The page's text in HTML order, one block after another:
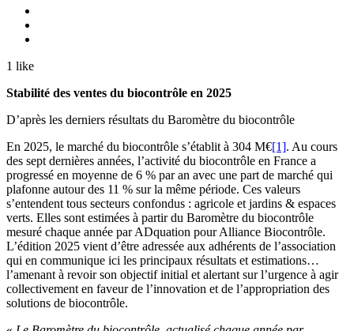
1 like
Stabilité des ventes du biocontrôle en 2025
D’après les derniers résultats du Baromètre du biocontrôle
En 2025, le marché du biocontrôle s’établit à 304 M€[1]. Au cours
des sept dernières années, l’activité du biocontrôle en France a
progressé en moyenne de 6 % par an avec une part de marché qui
plafonne autour des 11 % sur la même période. Ces valeurs
s’entendent tous secteurs confondus : agricole et jardins & espaces
verts. Elles sont estimées à partir du Baromètre du biocontrôle
mesuré chaque année par ADquation pour Alliance Biocontrôle.
L’édition 2025 vient d’être adressée aux adhérents de l’association
qui en communique ici les principaux résultats et estimations…
l’amenant à revoir son objectif initial et alertant sur l’urgence à agir
collectivement en faveur de l’innovation et de l’appropriation des
solutions de biocontrôle.